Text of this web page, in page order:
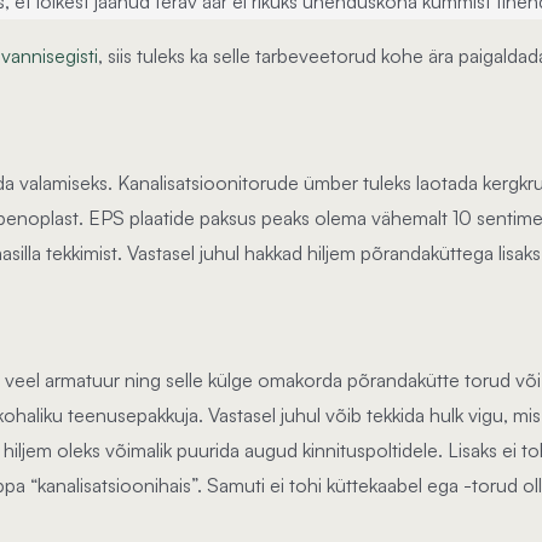
, siis tuleks ka selle tarbeveetorud kohe ära
valamiseks. Kanalisatsioonitorude ümber tuleks laotada
EPS plaatide paksus peaks olema vähemalt 10
tekkimist. Vastasel juhul hakkad hiljem põrandaküttega
armatuur ning selle külge omakorda põrandakütte torud
teenusepakkuja. Vastasel juhul võib tekkida hulk vigu,
oleks võimalik puurida augud kinnituspoltidele. Lisaks ei
“kanalisatsioonihais”. Samuti ei tohi küttekaabel ega -torud